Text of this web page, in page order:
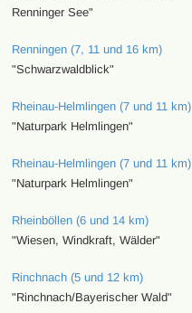
Renninger See"
Renningen (7, 11 und 16 km)
"Schwarzwaldblick"
Rheinau-Helmlingen (7 und 11 km)
"Naturpark Helmlingen"
Rheinau-Helmlingen (7 und 11 km)
"Naturpark Helmlingen"
Rheinböllen (6 und 14 km)
"Wiesen, Windkraft, Wälder"
Rinchnach (5 und 12 km)
"Rinchnach/Bayerischer Wald"